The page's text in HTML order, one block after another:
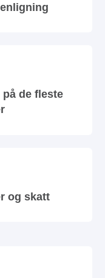
de fleste
og skatt